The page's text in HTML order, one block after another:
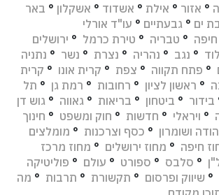
° אזור ° אילת ° אשדוד ° אשקלון ° באר
ים ° גבעתיים ° עו"ד אורלי
חיפה ° טבריה ° טירת כרמל ° ירושלים
לוד ° נגב ° נהריה ° נצרת ° נשר ° נתניה
° פתח תקווה ° צפת ° קרית אונו ° קרית
° ראשון לציון ° רחובות ° רמת גן ° תל
בידור ° ביטחון ° בריאות ° גאווה ° גוש דן
° ויראלי ° חדשות ° חוק ומשפט ° חינוך
ושומרון ° כסף וצרכנות ° מומלצים
חיפה ° מחוז ירושלים ° מחוז מרכז
° סלבס ° ספורט ° עולם ° פוליטיקה
° שיווק ופרסום ° תקשורת ° תרבות ° מה